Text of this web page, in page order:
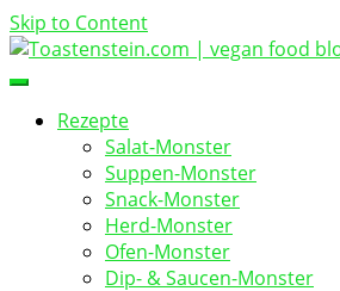
Skip to Content
Toastenstein.com
vegan food blog
Rezepte
Salat-Monster
Suppen-Monster
Snack-Monster
Herd-Monster
Ofen-Monster
Dip- & Saucen-Monster